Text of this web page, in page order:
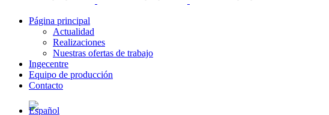
Página principal
Actualidad
Realizaciones
Nuestras ofertas de trabajo
Ingecentre
Equipo de producción
Contacto